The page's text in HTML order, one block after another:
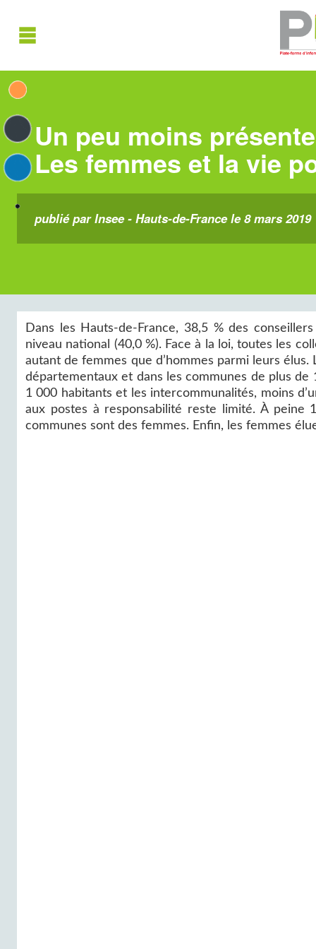
Un peu moins
Les femmes et la vie
publié par Insee - Hauts-de-France le 8 mars 2019
Dans les Hauts-de-France, 38,5 % des
niveau national (40,0 %). Face à la loi, toutes les
autant de femmes que d’hommes parmi leurs
départementaux et dans les communes de plus
1 000 habitants et les intercommunalités, moins
aux postes à responsabilité reste limité. À peine
communes sont des femmes. Enfin, les femmes